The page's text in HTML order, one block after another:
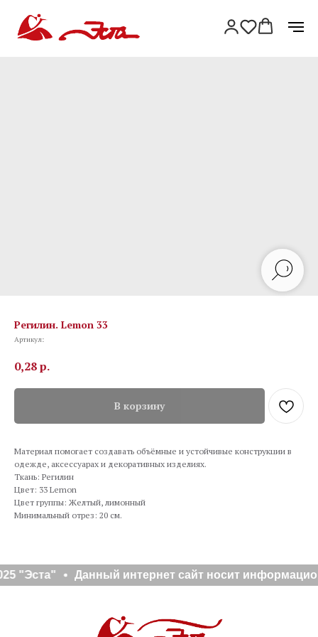
Регилин. Lemon 33
Артикул:
0,28р.
В корзину
Материал помогает создавать объёмные и устойчивые конструкции в
одежде, аксессуарах и декоративных изделиях.
Ткань: Регилин
Цвет: 33 Lemon
Цвет группы: Желтый, лимонный
Минимальный отрез: 20 см.
"Эста" Данный интернет сайт носит